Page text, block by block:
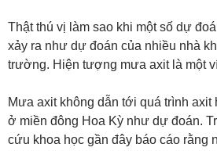
Thật thú vị làm sao khi một số dự
xảy ra như dự đoán của nhiều nhà
trường. Hiện tượng mưa axit là một
Mưa axit không dẫn tới quá trình axit
ở miền đông Hoa Kỳ như dự đoán.
cứu khoa học gần đây báo cáo rằng